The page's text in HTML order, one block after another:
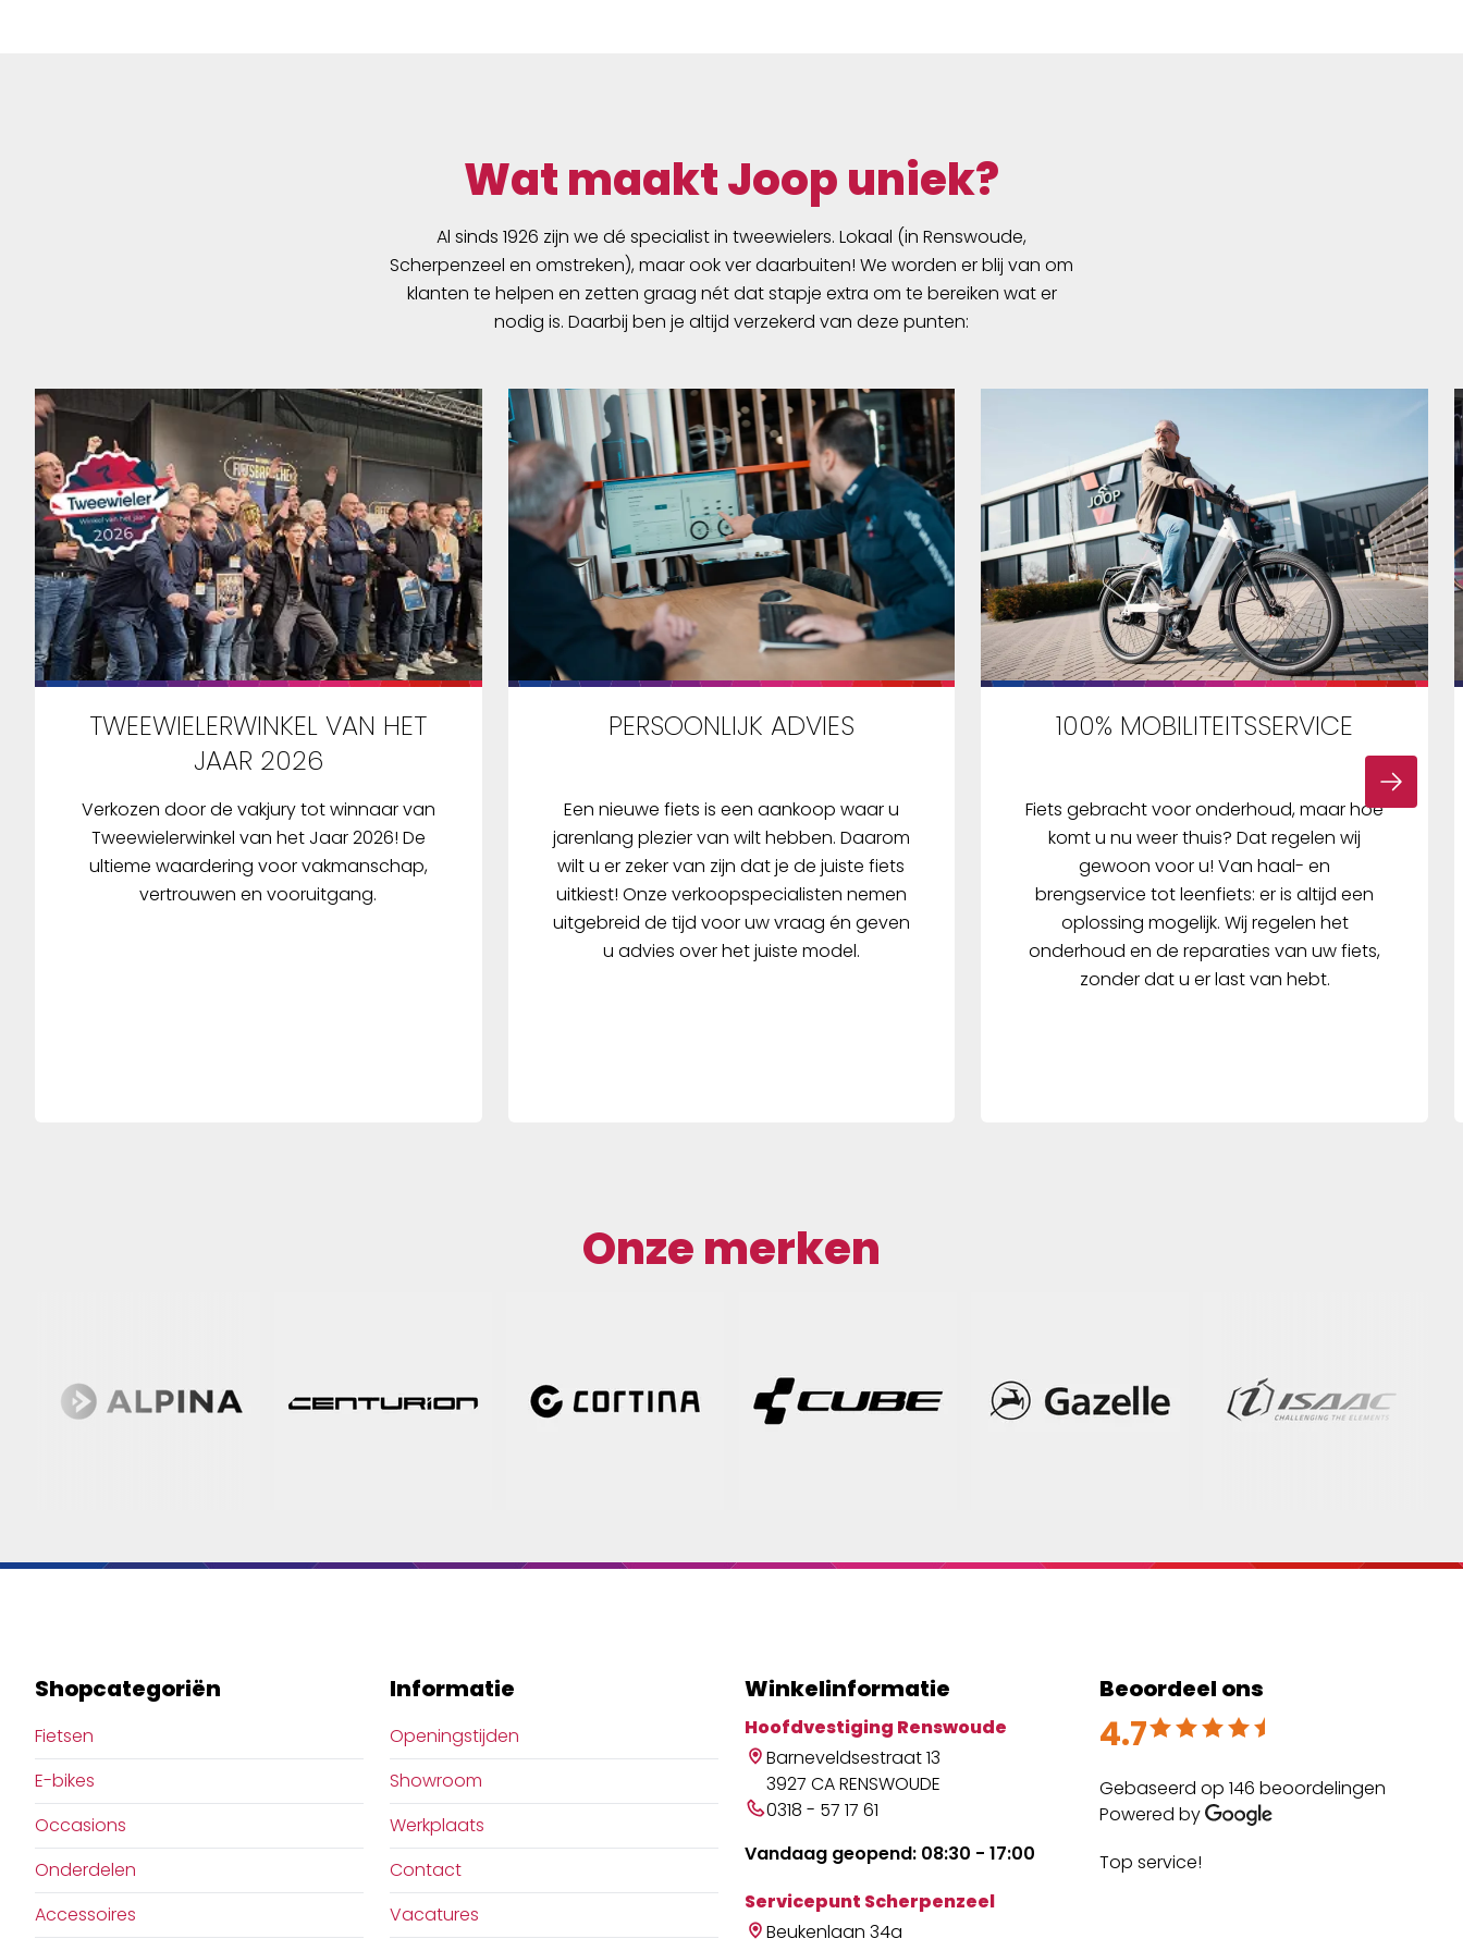
Wat maakt Joop uniek?
Al sinds 1926 zijn we dé specialist in tweewielers. Lokaal (in Renswoude,
Scherpenzeel en omstreken), maar ook ver daarbuiten! We worden er blij van om
klanten te helpen en zetten graag nét dat stapje extra om te bereiken wat er
nodig is. Daarbij ben je altijd verzekerd van deze punten:
TWEEWIELERWINKEL VAN HET
JAAR 2026
Verkozen door de vakjury tot winnaar van
Tweewielerwinkel van het Jaar 2026! De
ultieme waardering voor vakmanschap,
vertrouwen en vooruitgang.
PERSOONLIJK ADVIES
Een nieuwe fiets is een aankoop waar u
jarenlang plezier van wilt hebben. Daarom
wilt u er zeker van zijn dat je de juiste fiets
uitkiest! Onze verkoopspecialisten nemen
uitgebreid de tijd voor uw vraag én geven
u advies over het juiste model.
100% MOBILITEITSSERVICE
Fiets gebracht voor onderhoud, maar hoe
komt u nu weer thuis? Dat regelen wij
gewoon voor u! Van haal- en
brengservice tot leenfiets: er is altijd een
oplossing mogelijk. Wij regelen het
onderhoud en de reparaties van uw fiets,
zonder dat u er last van hebt.
Onze merken
Shopcategoriën
Fietsen
E-bikes
Occasions
Onderdelen
Accessoires
Informatie
Openingstijden
Showroom
Werkplaats
Contact
Vacatures
Winkelinformatie
Hoofdvestiging Renswoude
Barneveldsestraat 13
3927 CA RENSWOUDE
0318 - 57 17 61
Vandaag geopend: 08:30 - 17:00
Servicepunt Scherpenzeel
Beukenlaan 34a
Beoordeel ons
4.7
Beoordeeld met 4.7 uit 5
Gebaseerd op 146 beoordelingen
Powered by
Top service!